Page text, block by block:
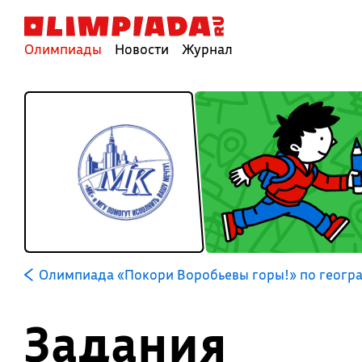
Олимпиады Новости Журнал
Олимпиада «Покори Воробьевы горы!» по
Задания